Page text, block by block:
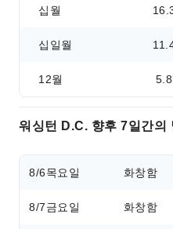
십월
십일월
12월
워싱턴 D.C. 향후 7일간의
8/6목요일 화창함
8/7금요일 화창함